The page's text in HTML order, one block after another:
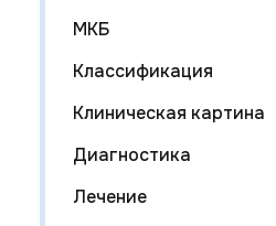
МКБ
Классификация
Клиническая картина
Диагностика
Лечение